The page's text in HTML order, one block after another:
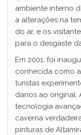
ambiente interno
a alterações na
do ar, e os
para o desgaste
Em 2001, foi
conhecida como a
turistas
danos ao original.
tecnologia
caverna
pinturas de